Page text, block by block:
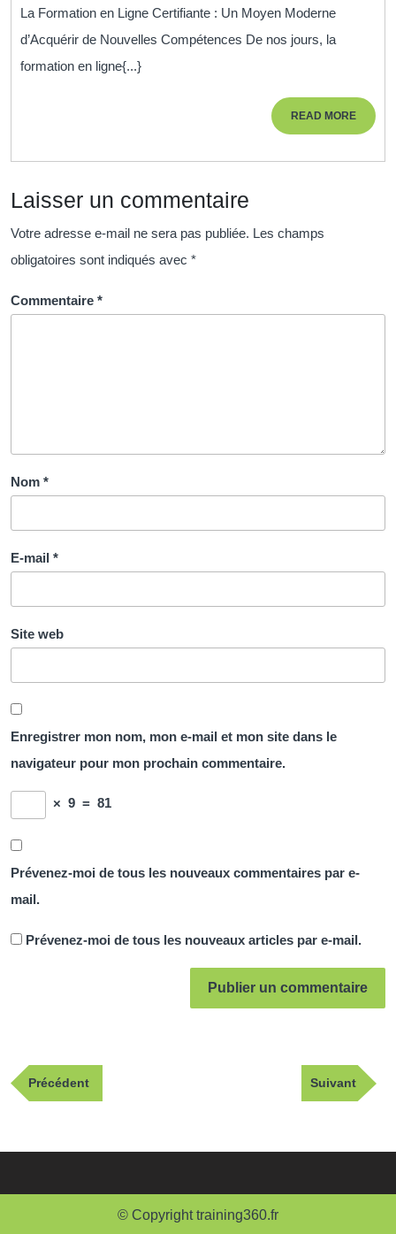
Ligne
Certifiante
:
à
Distance
La Formation en Ligne Certifiante : Un Moyen Moderne
d’Acquérir de Nouvelles Compétences De nos jours, la
formation en ligne{...}
READ MOREREAD
MORE
Laisser un commentaire
Votre adresse e-mail ne sera pas publiée. Les champs
obligatoires sont indiqués avec *
Commentaire *
Nom *
E-mail *
Site web
Enregistrer mon nom, mon e-mail et mon site dans le
navigateur pour mon prochain commentaire.
× 9 = 81
Prévenez-moi de tous les nouveaux commentaires par e-
mail.
Prévenez-moi de tous les nouveaux articles par e-mail.
Navigation
dePublication
précédente
Précédent
Article
suivant
Suivant
© Copyright training360.fr